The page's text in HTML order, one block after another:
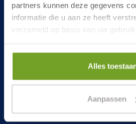
partners kunnen deze gegevens
informatie die u aan ze heeft
verzameld op basis van uw
Alles
Aanpassen
Zeeweg 52